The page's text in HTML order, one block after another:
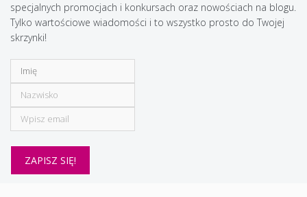
specjalnych promocjach i konkursach oraz nowościach na blogu.
Tylko wartościowe wiadomości i to wszystko prosto do Twojej
skrzynki!